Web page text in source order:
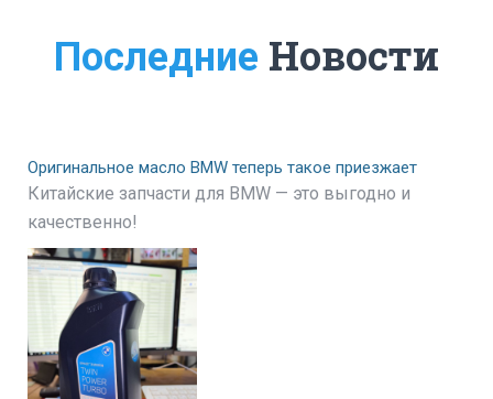
Последние Новости
Оригинальное масло BMW теперь такое приезжает
Китайские запчасти для BMW — это выгодно и
качественно!